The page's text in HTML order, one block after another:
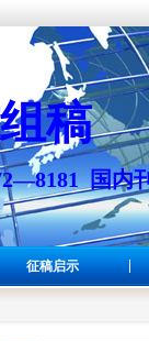
稿
国内
征稿启示